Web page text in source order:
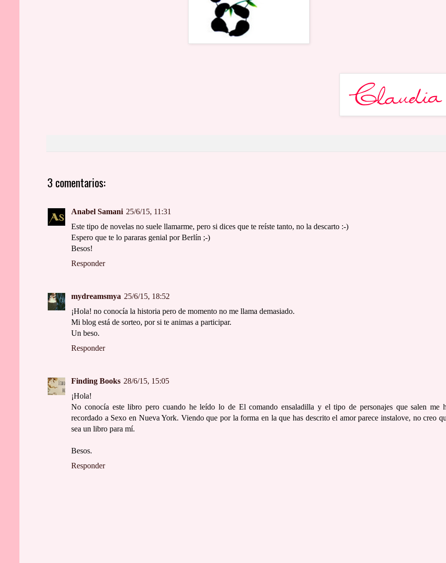
3 comentarios:
Anabel Samani 25/6/15, 11:31
Este tipo de novelas no suele llamarme, pero si dices que te reíste tanto, no la descarto :-)
Espero que te lo pararas genial por Berlín ;-)
Besos!
Responder
mydreamsmya 25/6/15, 18:52
¡Hola! no conocía la historia pero de momento no me llama demasiado.
Mi blog está de sorteo, por si te animas a participar.
Un beso.
Responder
Finding Books 28/6/15, 15:05
¡Hola!
No conocía este libro pero cuando he leído lo de El comando ensaladilla y el tipo de personajes que salen me
recordado a Sexo en Nueva York. Viendo que por la forma en la que has descrito el amor parece instalove, no creo
sea un libro para mí.
Besos.
Responder